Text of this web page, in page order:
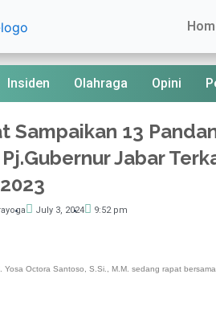
Insiden Olahraga Opini
Sampaikan 13
Jabar
July 3, 2024 9:52 pm
Yosa Octora Santoso, S.Si., M.M. sedang rapat